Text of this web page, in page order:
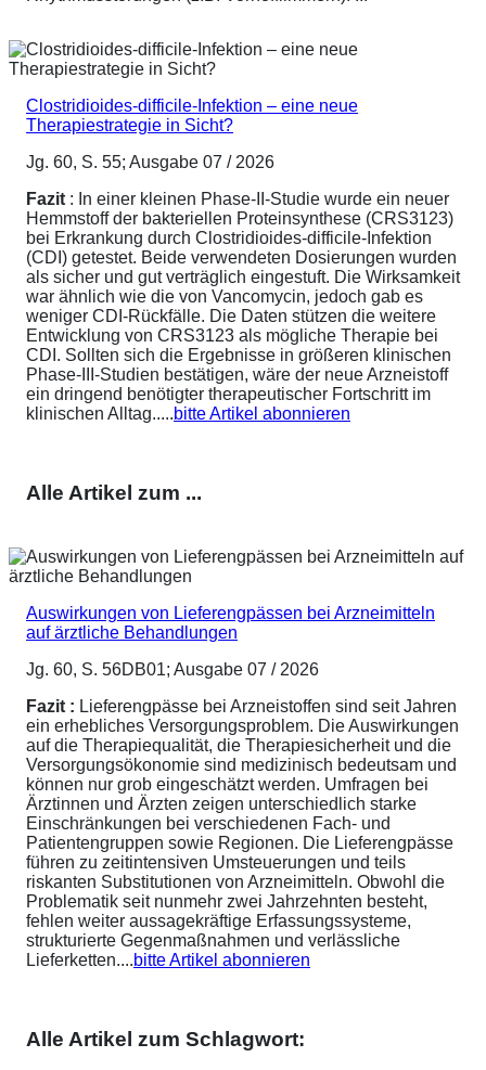
Clostridioides-difficile-Infektion – eine neue
Therapiestrategie in Sicht?
Jg. 60, S. 55; Ausgabe 07 / 2026
Fazit : In einer kleinen Phase-II-Studie wurde ein neuer
Hemmstoff der bakteriellen Proteinsynthese (CRS3123)
bei Erkrankung durch Clostridioides-difficile-Infektion
(CDI) getestet. Beide verwendeten Dosierungen wurden
als sicher und gut verträglich eingestuft. Die Wirksamkeit
war ähnlich wie die von Vancomycin, jedoch gab es
weniger CDI-Rückfälle. Die Daten stützen die weitere
Entwicklung von CRS3123 als mögliche Therapie bei
CDI. Sollten sich die Ergebnisse in größeren klinischen
Phase-III-Studien bestätigen, wäre der neue Arzneistoff
ein dringend benötigter therapeutischer Fortschritt im
klinischen Alltag.....bitte Artikel abonnieren
Alle Artikel zum ...
Auswirkungen von Lieferengpässen bei Arzneimitteln
auf ärztliche Behandlungen
Jg. 60, S. 56DB01; Ausgabe 07 / 2026
Fazit : Lieferengpässe bei Arzneistoffen sind seit Jahren
ein erhebliches Versorgungsproblem. Die Auswirkungen
auf die Therapiequalität, die Therapiesicherheit und die
Versorgungsökonomie sind medizinisch bedeutsam und
können nur grob eingeschätzt werden. Umfragen bei
Ärztinnen und Ärzten zeigen unterschiedlich starke
Einschränkungen bei verschiedenen Fach- und
Patientengruppen sowie Regionen. Die Lieferengpässe
führen zu zeitintensiven Umsteuerungen und teils
riskanten Substitutionen von Arzneimitteln. Obwohl die
Problematik seit nunmehr zwei Jahrzehnten besteht,
fehlen weiter aussagekräftige Erfassungssysteme,
strukturierte Gegenmaßnahmen und verlässliche
Lieferketten....bitte Artikel abonnieren
Alle Artikel zum Schlagwort: